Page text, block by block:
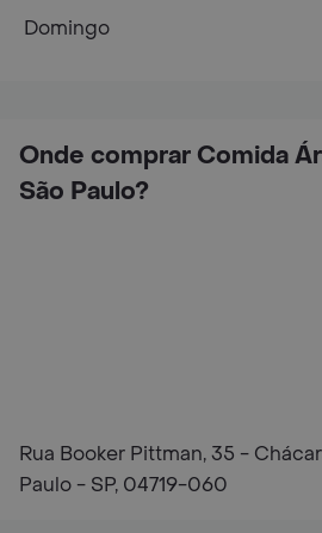
Onde comprar Comida
São Paulo?
Rua Booker Pittman, 35 -
Paulo - SP, 04719-060
Domingo